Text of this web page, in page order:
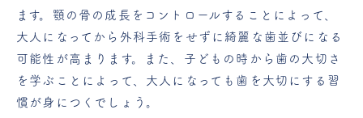
ます。顎の骨の成長をコントロールすることによって、
大人になってから外科手術をせずに綺麗な歯並びになる
可能性が高まります。また、子どもの時から歯の大切さ
を学ぶことによって、大人になっても歯を大切にする習
慣が身につくでしょう。